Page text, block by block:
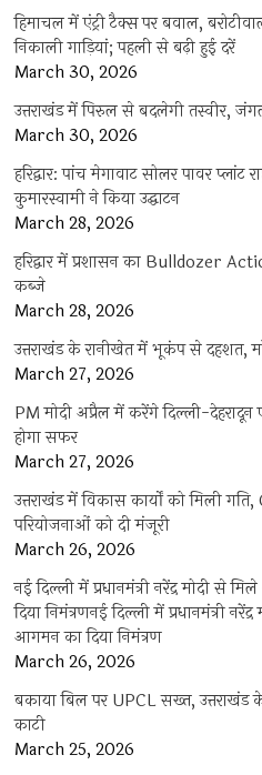
हिमाचल में एंट्री टैक्स पर बवाल,
निकाली गाड़ियां; पहली से बढ़ी हुई दरें
March 30, 2026
उत्तराखंड में पिरुल से बदलेगी तस्वीर,
March 30, 2026
हरिद्वार: पांच मेगावाट सोलर पावर प्लांट
कुमारस्वामी ने किया उद्घाटन
March 28, 2026
हरिद्वार में प्रशासन का Bulldozer
कब्जे
March 28, 2026
उत्तराखंड के रानीखेत में भूकंप से दहशत,
March 27, 2026
PM मोदी अप्रैल में करेंगे दिल्ली-देहरादून
होगा सफर
March 27, 2026
उत्तराखंड में विकास कार्यों को मिली
परियोजनाओं को दी मंजूरी
March 26, 2026
नई दिल्ली में प्रधानमंत्री नरेंद्र मोदी से
दिया निमंत्रणनई दिल्ली में प्रधानमंत्री
आगमन का दिया निमंत्रण
March 26, 2026
बकाया बिल पर UPCL सख्त,
काटी
March 25, 2026